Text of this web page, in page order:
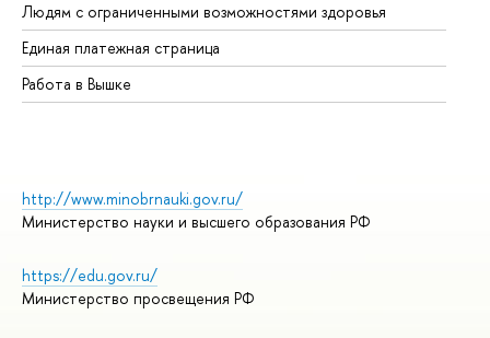
Людям с ограниченными возможностями здоровья
Единая платежная страница
Работа в Вышке
http://www.minobrnauki.gov.ru/
Министерство науки и высшего образования РФ
https://edu.gov.ru/
Министерство просвещения РФ